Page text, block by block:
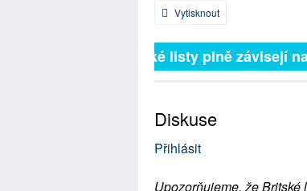
Vytisknout
Britské listy plně závisejí na
Diskuse
Přihlásit
Upozorňujeme, že